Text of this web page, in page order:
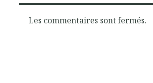
Les commentaires sont fermés.